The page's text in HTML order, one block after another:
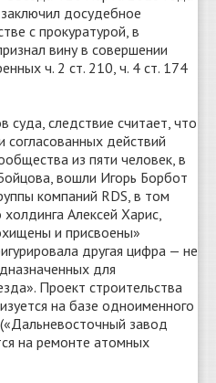
досудебное
с прокуратурой, в
вину в совершении
ч. 2 ст. 210, ч. 4 ст. 174
суда, следствие считает, что
согласованных действий
из пяти человек, в
вошли Игорь Борбот
компаний RDS, в том
Алексей Харис,
и присвоены»
другая цифра — не
для
Проект строительства
на базе одноименного
завод
на ремонте атомных